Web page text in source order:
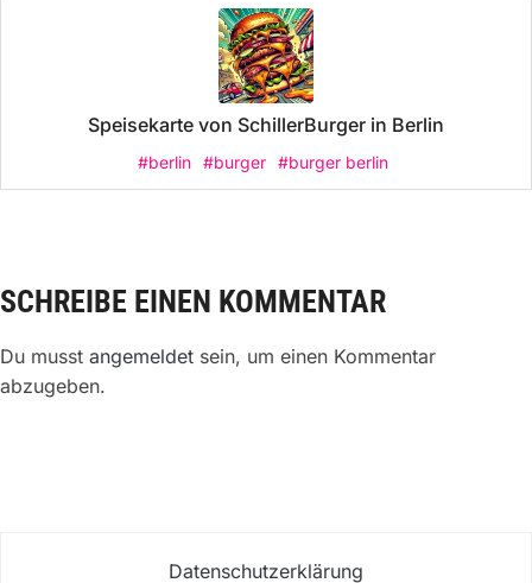
Speisekarte von SchillerBurger in Berlin
#berlin #burger #burger berlin
SCHREIBE EINEN KOMMENTAR
Du musst angemeldet sein, um einen Kommentar
abzugeben.
Datenschutzerklärung